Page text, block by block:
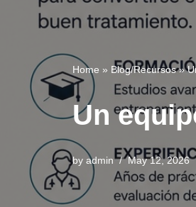
Home » Blog/Recursos»
Un
by admin May 12, 2026